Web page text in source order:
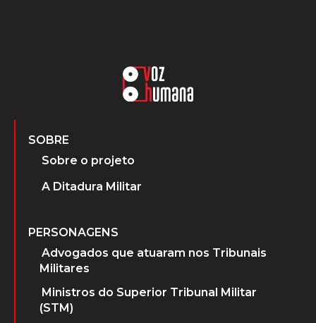
SOBRE
Sobre o projeto
A Ditadura Militar
PERSONAGENS
Advogados que atuaram nos Tribunais
Militares
Ministros do Superior Tribunal Militar
(STM)